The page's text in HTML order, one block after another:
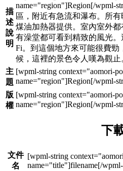
描
述
說
明
區，附近有急流和瀑布。所
煤油加熱器提供。室內室外
有澡堂都可看到精致的風光
Fi。到這個地方來可能很費
候，這裡的景色令人嘆為觀止
主
題
版
權
下
文件
名